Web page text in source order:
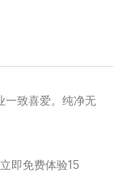
一致喜爱。纯净无
即免费体验15